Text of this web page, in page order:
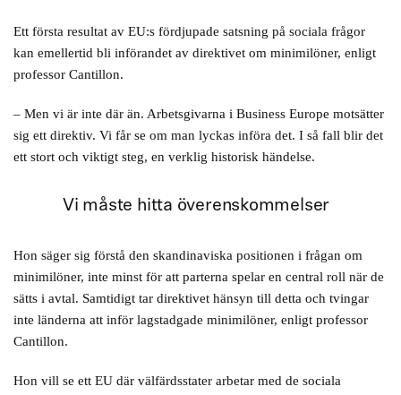
motståndet till den sociala pelaren.
På mötet i Porto sa Stefan Löfven, tvärtom, att han var mycket
glad över EU-kommissionens handlingsplan, som antogs på mötet.
– Principer är inte tillräckligt, de är bara vägledning. Vi behöver
handling.
Ett första resultat av EU:s fördjupade satsning på sociala frågor
kan emellertid bli införandet av direktivet om minimilöner, enligt
professor Cantillon.
– Men vi är inte där än. Arbetsgivarna i Business Europe motsätter
sig ett direktiv. Vi får se om man lyckas införa det. I så fall blir det
ett stort och viktigt steg, en verklig historisk händelse.
Vi måste hitta överenskommelser
Hon säger sig förstå den skandinaviska positionen i frågan om
minimilöner, inte minst för att parterna spelar en central roll när de
sätts i avtal. Samtidigt tar direktivet hänsyn till detta och tvingar
inte länderna att inför lagstadgade minimilöner, enligt professor
Cantillon.
Hon vill se ett EU där välfärdsstater arbetar med de sociala